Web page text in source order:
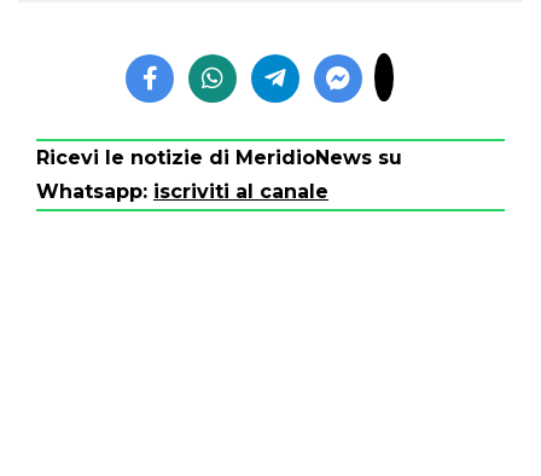
Ricevi le notizie di MeridioNews su
Whatsapp: iscriviti al canale